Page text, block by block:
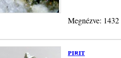
Megnézve:
pirit